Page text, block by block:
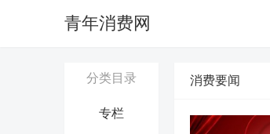
青年消费网
分类目录
专栏
消费要闻